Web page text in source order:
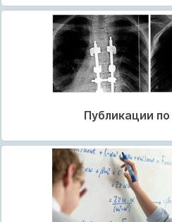
Публикации